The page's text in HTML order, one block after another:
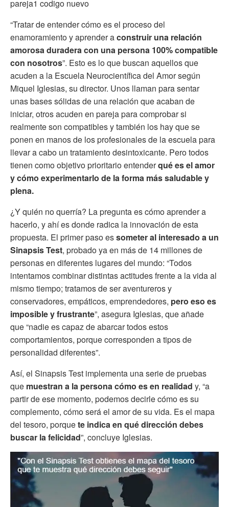
pareja1 codigo nuevo
“Tratar de entender cómo es el proceso del
enamoramiento y aprender aconstruir una relación
amorosa duradera con una persona 100% compatible
con nosotros”. Esto es lo que buscan aquellos que
acuden a la Escuela Neurocientífica del Amor según
Miquel Iglesias, su director. Unos llaman para sentar
unas bases sólidas de una relación que acaban de
iniciar, otros acuden en pareja para comprobar si
realmente son compatibles y también los hay que se
ponen en manos de los profesionales de la escuela para
llevar a cabo un tratamiento desintoxicante. Pero todos
tienen como objetivo prioritario entenderqué es el amor
y cómo experimentarlo de la forma más saludable y
plena.
¿Y quién no querría? La pregunta es cómo aprender a
hacerlo, y ahí es donde radica la innovación de esta
propuesta. El primer paso essometer al interesado a un
Sinapsis Test, probado ya en más de 14 millones de
personas en diferentes lugares del mundo: “Todos
intentamos combinar distintas actitudes frente a la vida al
mismo tiempo; tratamos de ser aventureros y
conservadores, empáticos, emprendedores, pero eso es
imposible y frustrante”, asegura Iglesias, que añade
que “nadie es capaz de abarcar todos estos
comportamientos, porque corresponden a tipos de
personalidad diferentes”.
Así, el Sinapsis Test implementa una serie de pruebas
que muestran a la persona cómo es en realidad y, “a
partir de ese momento, podemos decirle cómo es su
complemento, cómo será el amor de su vida. Es el mapa
del tesoro, porquete indica en qué dirección debes
buscar la felicidad”, concluye Iglesias.